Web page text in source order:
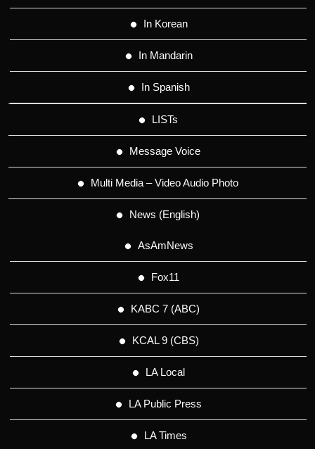
In Korean
In Mandarin
In Spanish
LISTs
Message Voice
Multi Media – Video Audio Photo
News (English)
AsAmNews
Fox11
KABC 7 (ABC)
KCAL 9 (CBS)
LA Local
LA Public Press
LA Times